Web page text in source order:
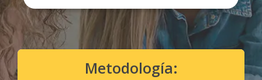
Metodología: